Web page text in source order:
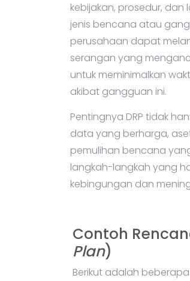
kebijakan, prosedur,
jenis bencana atau
perusahaan dapat
serangan yang
untuk meminimalkan
akibat gangguan ini.
Pentingnya DRP tidak
data yang berharga,
pemulihan bencana
langkah-langkah yang
kebingungan dan
Contoh
Plan)
Berikut adalah